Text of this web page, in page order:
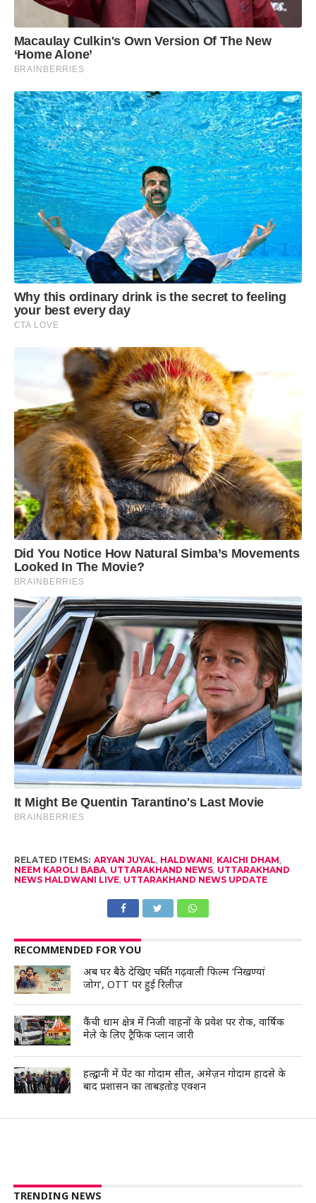
RELATED ITEMS: ARYAN JUYAL, HALDWANI, KAICHI DHAM,
NEEM KAROLI BABA, UTTARAKHAND NEWS, UTTARAKHAND
NEWS HALDWANI LIVE, UTTARAKHAND NEWS UPDATE
RECOMMENDED FOR YOU
अब घर बैठे देखिए चर्चित गढ़वाली फिल्म ‘निखण्यां
जोग’, OTT पर हुई रिलीज़
कैंची धाम क्षेत्र में निजी वाहनों के प्रवेश पर रोक, वार्षिक
मेले के लिए ट्रैफिक प्लान जारी
हल्द्वानी में पेंट का गोदाम सील, अमेज़न गोदाम हादसे के
बाद प्रशासन का ताबड़तोड़ एक्शन
TRENDING NEWS